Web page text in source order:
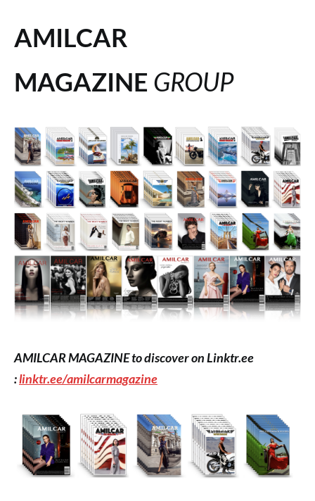
AMILCAR
MAGAZINE GROUP
AMILCAR MAGAZINE to discover on Linktr.ee
:linktr.ee/amilcarmagazine